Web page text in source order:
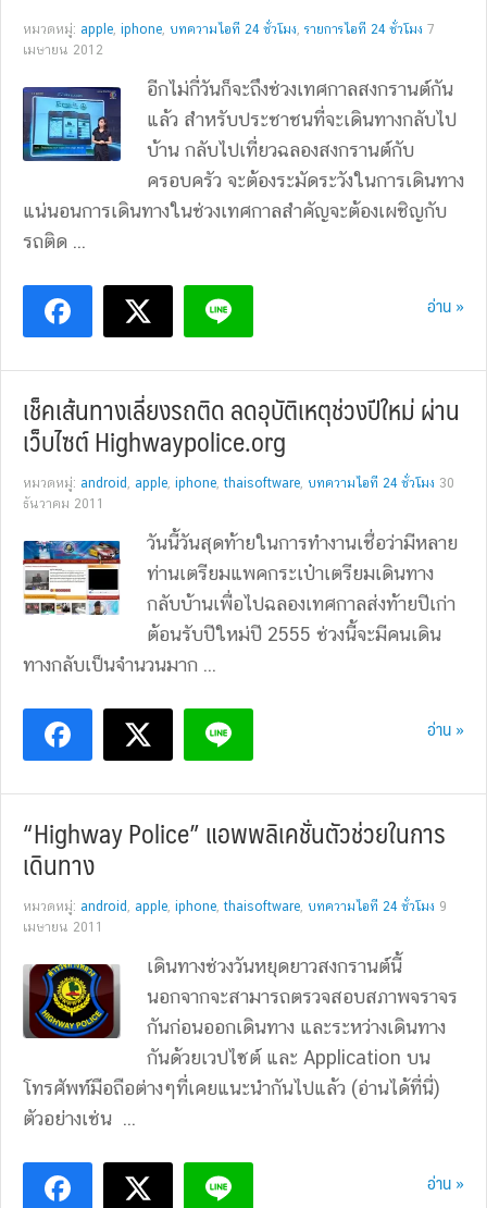
หมวดหมู่: apple, iphone, บทความไอที 24 ชั่วโมง, รายการไอที 24 ชั่วโมง 7
เมษายน 2012
อีกไม่กี่วันก็จะถึงช่วงเทศกาลสงกรานต์กัน
แล้ว สำหรับประชาชนที่จะเดินทางกลับไป
บ้าน กลับไปเที่ยวฉลองสงกรานต์กับ
ครอบครัว จะต้องระมัดระวังในการเดินทาง
แน่นอนการเดินทางในช่วงเทศกาลสำคัญจะต้องเผชิญกับ
รถติด ...
อ่าน »
เช็คเส้นทางเลี่ยงรถติด ลดอุบัติเหตุช่วงปีใหม่ ผ่าน
เว็บไซต์ Highwaypolice.org
หมวดหมู่: android , apple, iphone,thaisoftware, บทความไอที 24 ชั่วโมง 30
ธันวาคม 2011
วันนี้วันสุดท้ายในการทำงานเชื่อว่ามีหลาย
ท่านเตรียมแพคกระเป๋าเตรียมเดินทาง
กลับบ้านเพื่อไปฉลองเทศกาลส่งท้ายปีเก่า
ต้อนรับปีใหม่ปี 2555 ช่วงนี้จะมีคนเดิน
ทางกลับเป็นจำนวนมาก ...
อ่าน »
“Highway Police” แอพพลิเคชั่นตัวช่วยในการ
เดินทาง
หมวดหมู่: android , apple, iphone,thaisoftware, บทความไอที 24 ชั่วโมง 9
เมษายน 2011
เดินทางช่วงวันหยุดยาวสงกรานต์นี้
นอกจากจะสามารถตรวจสอบสภาพจราจร
กันก่อนออกเดินทาง และระหว่างเดินทาง
กันด้วยเวปไซต์ และ Application บน
โทรศัพท์มือถือต่างๆที่เคยแนะนำกันไปแล้ว (อ่านได้ที่นี่)
ตัวอย่างเช่น ...
อ่าน »